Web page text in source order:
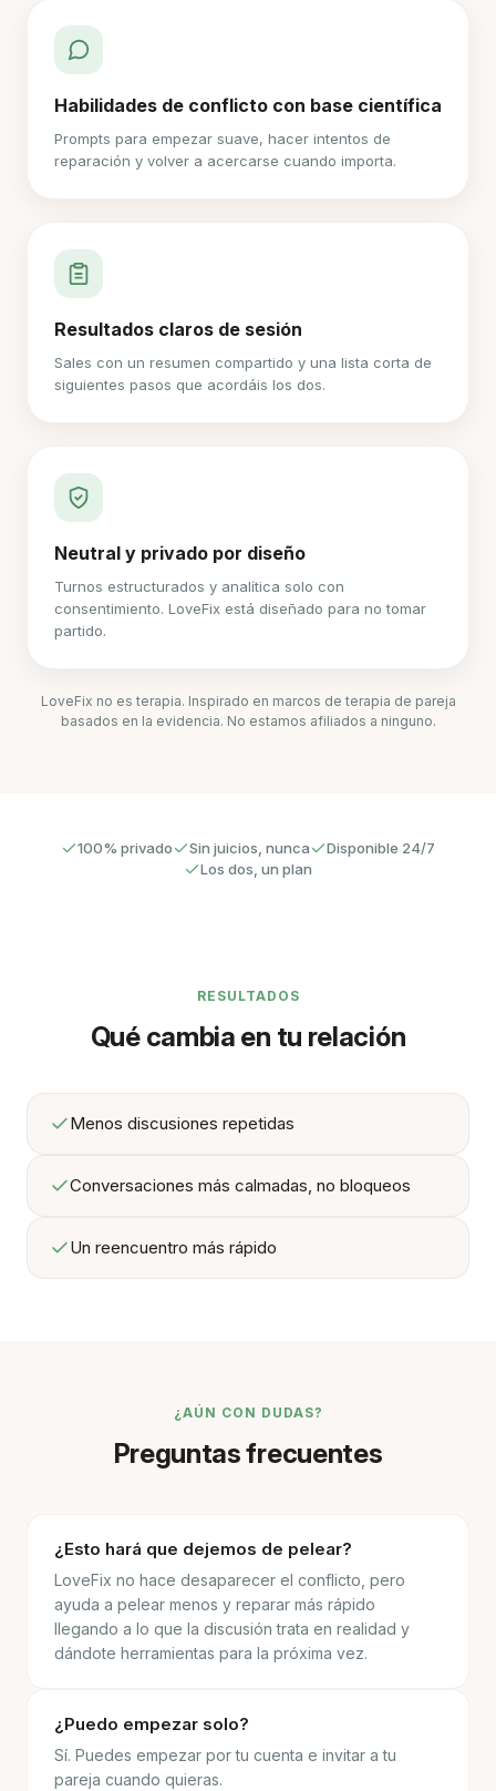
Habilidades de conflicto con base científica
Prompts para empezar suave, hacer intentos de
reparación y volver a acercarse cuando importa.
Resultados claros de sesión
Sales con un resumen compartido y una lista corta de
siguientes pasos que acordáis los dos.
Neutral y privado por diseño
Turnos estructurados y analítica solo con
consentimiento. LoveFix está diseñado para no tomar
partido.
LoveFix no es terapia. Inspirado en marcos de terapia de pareja
basados en la evidencia. No estamos afiliados a ninguno.
100% privado Sin juicios, nunca
Disponible 24/7
Los dos, un plan
RESULTADOS
Qué cambia en tu relación
Menos discusiones repetidas
Conversaciones más calmadas, no bloqueos
Un reencuentro más rápido
¿AÚN CON DUDAS?
Preguntas frecuentes
¿Esto hará que dejemos de pelear?
LoveFix no hace desaparecer el conflicto, pero
ayuda a pelear menos y reparar más rápido
llegando a lo que la discusión trata en realidad y
dándote herramientas para la próxima vez.
¿Puedo empezar solo?
Sí. Puedes empezar por tu cuenta e invitar a tu
pareja cuando quieras.